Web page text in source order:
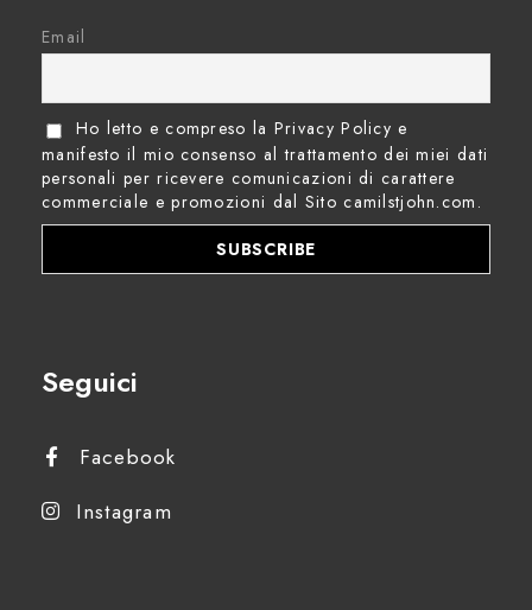
Email
Ho letto e compreso la Privacy Policy e
manifesto il mio consenso al trattamento dei miei dati
personali per ricevere comunicazioni di carattere
commerciale e promozioni dal Sito camilstjohn.com.
Seguici
Facebook
Instagram